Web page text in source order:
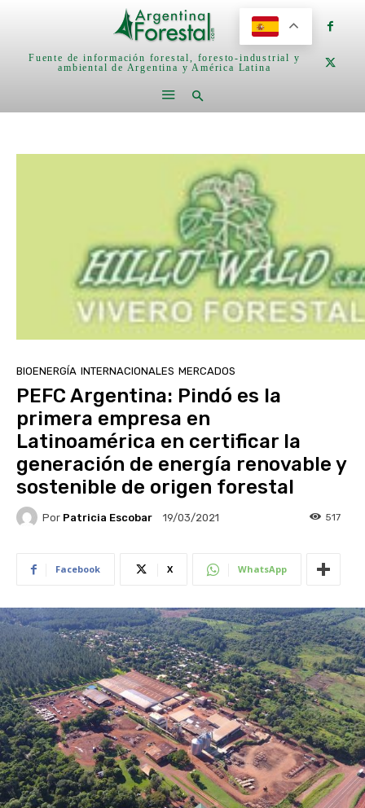
Fuente de información forestal, foresto-industrial y
ambiental de Argentina y América Latina
BIOENERGÍA INTERNACIONALES MERCADOS
PEFC Argentina: Pindó es la
primera empresa en
Latinoamérica en certificar la
generación de energía renovable y
sostenible de origen forestal
Por Patricia Escobar 19/03/2021 517
Facebook X WhatsApp